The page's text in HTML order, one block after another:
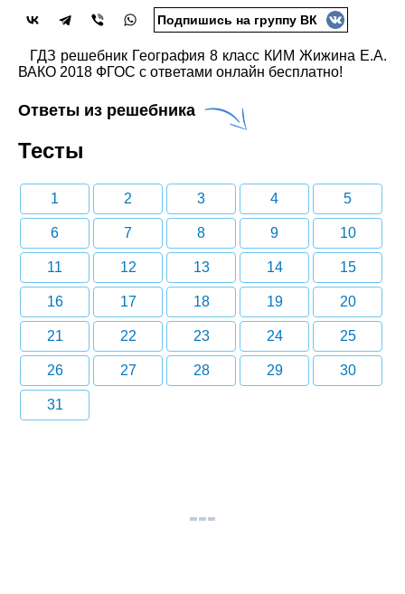
Подпишись на группу ВК
ГДЗ решебник География 8 класс КИМ Жижина Е.А.
ВАКО 2018 ФГОС с ответами онлайн бесплатно!
Ответы из решебника
Тесты
1 2 3 4 5
6 7 8 9 10
11 12 13 14 15
16 17 18 19 20
21 22 23 24 25
26 27 28 29 30
31